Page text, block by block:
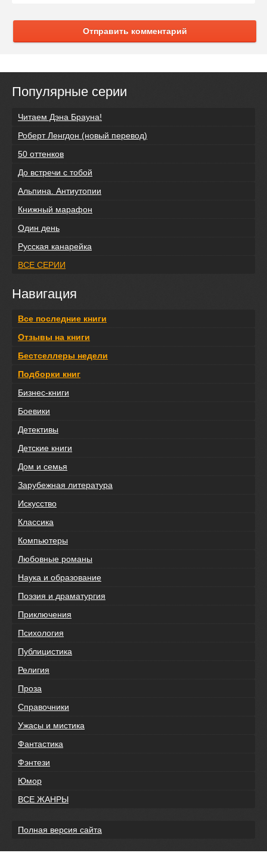
Отправить комментарий
Популярные серии
Читаем Дэна Брауна!
Роберт Ленгдон (новый перевод)
50 оттенков
До встречи с тобой
Альпина. Антиутопии
Книжный марафон
Один день
Русская канарейка
ВСЕ СЕРИИ
Навигация
Все последние книги
Отзывы на книги
Бестселлеры недели
Подборки книг
Бизнес-книги
Боевики
Детективы
Детские книги
Дом и семья
Зарубежная литература
Искусство
Классика
Компьютеры
Любовные романы
Наука и образование
Поэзия и драматургия
Приключения
Психология
Публицистика
Религия
Проза
Справочники
Ужасы и мистика
Фантастика
Фэнтези
Юмор
ВСЕ ЖАНРЫ
Полная версия сайта